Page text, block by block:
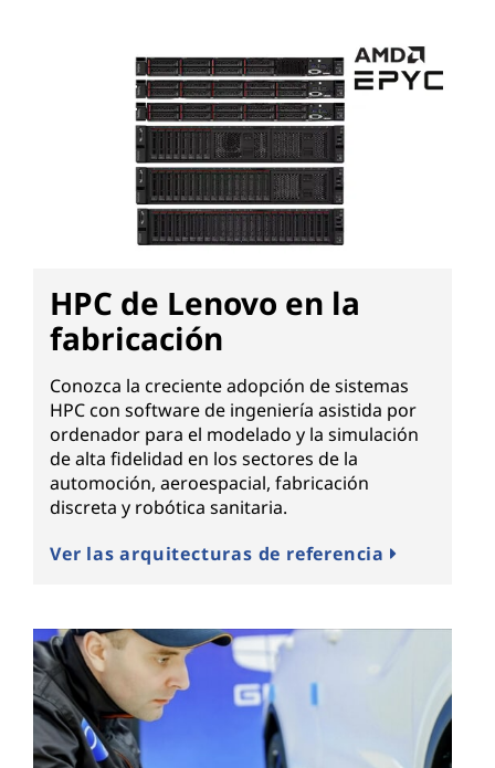
HPC de Lenovo en la
fabricación
Conozca la creciente adopción de sistemas
HPC con software de ingeniería asistida por
ordenador para el modelado y la simulación
de alta fidelidad en los sectores de la
automoción, aeroespacial, fabricación
discreta y robótica sanitaria.
Ver las arquitecturas de referencia